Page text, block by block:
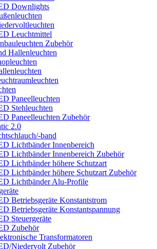
Downlights
Leuchtmittel
Zubehör
Hallenleuchten
Paneelleuchten
Stehleuchten
Paneelleuchten Zubehör
2.0
band
Lichtbänder Innenbereich
Lichtbänder Innenbereich Zubehör
Lichtbänder höhere Schutzart
Lichtbänder höhere Schutzart Zubehör
Lichtbänder Alu-Profile
Betriebsgeräte Konstantstrom
Betriebsgeräte Konstantspannung
Steuergeräte
Zubehör
Transformatoren
Niedervolt Zubehör